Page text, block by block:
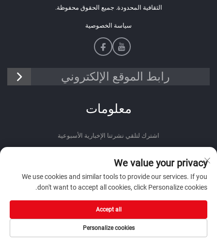
الثقافية المحدودة. جميع الحقوق محفوظة.
سياسة الخصوصية
رابط الموقع الإلكتروني
معلومات
اشترك لتلقي نشرتنا الإخبارية الأسبوعية
أرسل
We value your privacy
We use cookies and similar tools to provide our services. If you
don't want to accept all cookies, click Personalize cookies.
Personalize cookies
Accept all